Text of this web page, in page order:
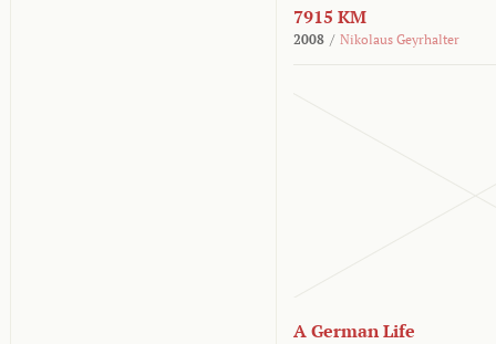
7915 KM
2008 / Nikolaus Geyrhalter
A German Life